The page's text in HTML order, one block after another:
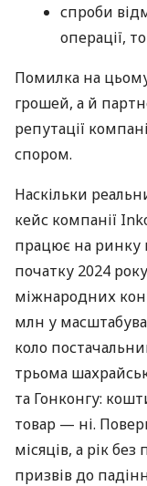
спроби
операції,
Помилка на
грошей, а й
репутації
спором.
Наскільки
кейс компанії
працює на ринку
початку 2024
міжнародних
млн у
коло
трьома
та Гонконгу:
товар — ні.
місяців, а рік
призвів до